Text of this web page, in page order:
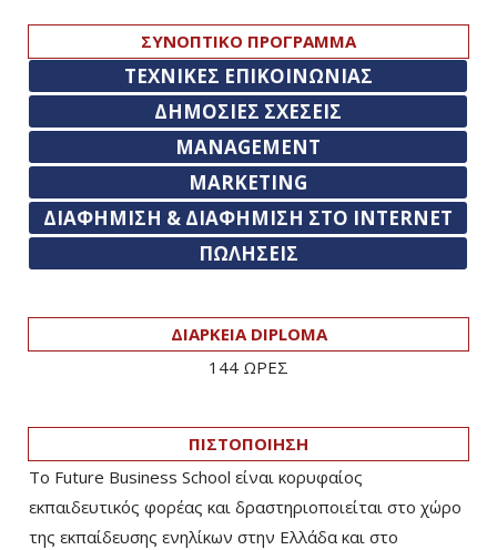
ΣΥΝΟΠΤΙΚΟ ΠΡΟΓΡΑΜΜΑ
ΤΕΧΝΙΚΕΣ ΕΠΙΚΟΙΝΩΝΙΑΣ
ΔΗΜΟΣΙΕΣ ΣΧΕΣΕΙΣ
MANAGEMENT
MARKETING
ΔΙΑΦΗΜΙΣΗ & ΔΙΑΦΗΜΙΣΗ ΣΤΟ INTERNET
ΠΩΛΗΣΕΙΣ
ΔΙΑΡΚΕΙΑ DIPLOMA
144 ΩΡΕΣ
ΠΙΣΤΟΠΟΙΗΣΗ
Το Future Business School είναι κορυφαίος
εκπαιδευτικός φορέας και δραστηριοποιείται στο χώρο
της εκπαίδευσης ενηλίκων στην Ελλάδα και στο